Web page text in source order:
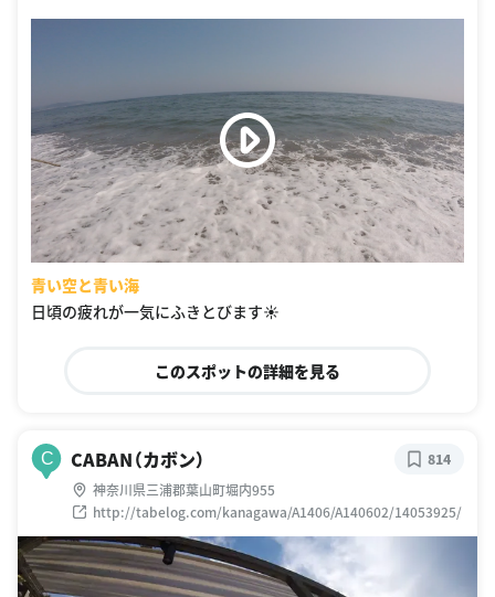
青い空と青い海
日頃の疲れが一気にふきとびます☀️
このスポットの詳細を見る
C CABAN（カボン）
神奈川県三浦郡葉山町堀内955
http://tabelog.com/kanagawa/A1406/A140602/14053925/
814